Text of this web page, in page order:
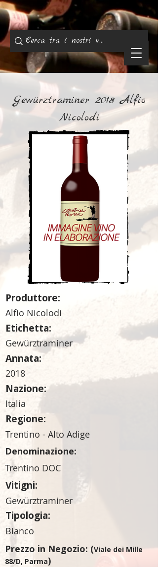
Gewürztraminer 2018 Alfio
Nicolodi
Produttore:
Alfio Nicolodi
Etichetta:
Gewürztraminer
Annata:
2018
Nazione:
Italia
Regione:
Trentino - Alto Adige
Denominazione:
Trentino DOC
Vitigni:
Gewürztraminer
Tipologia:
Bianco
Prezzo in Negozio: (Viale dei Mille
88/D, Parma)